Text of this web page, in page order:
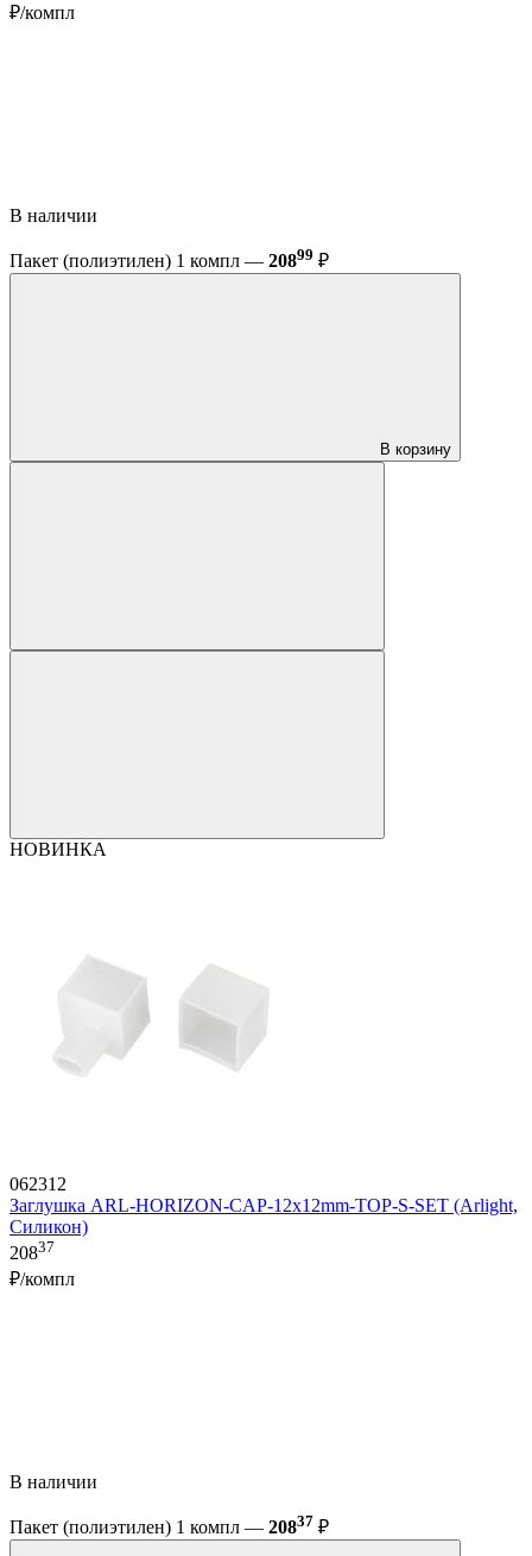
₽/компл
В наличии
Пакет (полиэтилен) 1 компл — 20899 ₽
В корзину
НОВИНКА
062312
Заглушка ARL-HORIZON-CAP-12x12mm-TOP-S-SET (Arlight,
Силикон)
20837
₽/компл
В наличии
Пакет (полиэтилен) 1 компл — 20837 ₽